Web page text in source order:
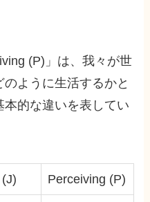
(P)」は、我々が世
ように生活するかと
的な違いを表してい
Perceiving (P)